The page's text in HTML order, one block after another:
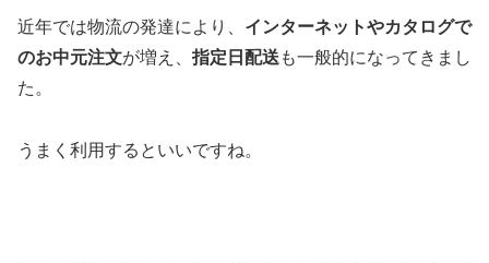
近年では物流の発達により、 インターネットやカタログで
のお中元注文が増え、 指定日配送 も一般的になってきまし
た。
うまく利用するといいですね。